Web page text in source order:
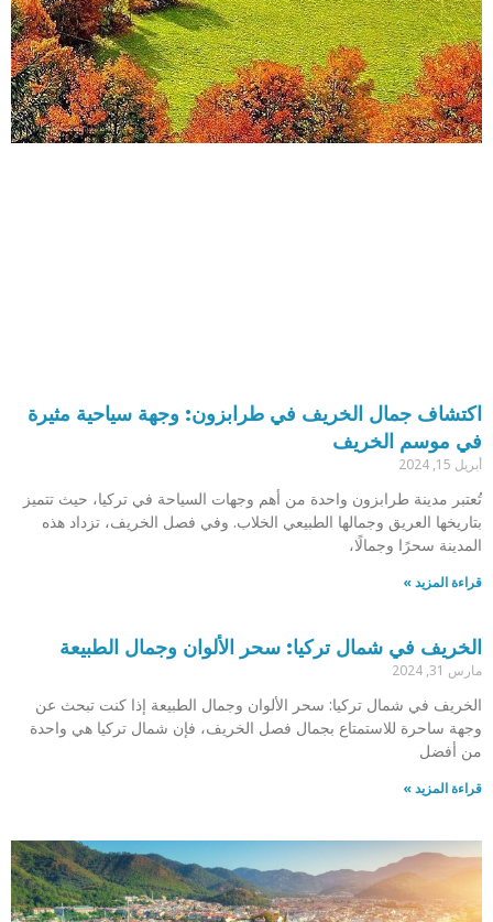
اكتشاف جمال الخريف في طرابزون: وجهة سياحية مثيرة
في موسم الخريف
أبريل 15, 2024
تُعتبر مدينة طرابزون واحدة من أهم وجهات السياحة في تركيا، حيث تتميز
بتاريخها العريق وجمالها الطبيعي الخلاب. وفي فصل الخريف، تزداد هذه
المدينة سحرًا وجمالًا،
قراءة المزيد »
الخريف في شمال تركيا: سحر الألوان وجمال الطبيعة
مارس 31, 2024
الخريف في شمال تركيا: سحر الألوان وجمال الطبيعة إذا كنت تبحث عن
وجهة ساحرة للاستمتاع بجمال فصل الخريف، فإن شمال تركيا هي واحدة
من أفضل
قراءة المزيد »